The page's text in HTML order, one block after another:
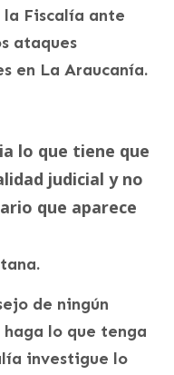
Fiscalía ante
ataques
en La Araucanía.
lo que tiene que
judicial y no
que aparece
de ningún
lo que tenga
investigue lo